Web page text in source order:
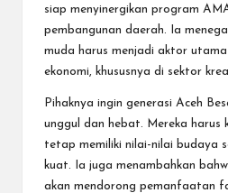
siap menyinergikan program
pembangunan daerah. Ia
muda harus menjadi aktor
ekonomi, khususnya di sektor
Pihaknya ingin generasi Aceh
unggul dan hebat. Mereka
tetap memiliki nilai-nilai budaya
kuat. Ia juga menambahkan
akan mendorong pemanfaatan